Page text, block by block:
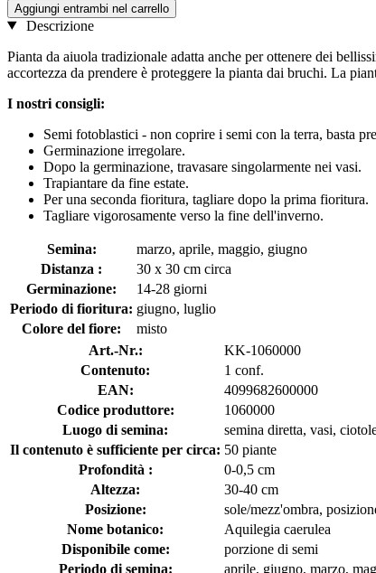
Aggiungi entrambi nel carrello
Descrizione
Pianta da aiuola tradizionale adatta anche per ottenere dei
accortezza da prendere è proteggere la pianta dai bruchi. La
I nostri consigli:
Semi fotoblastici - non coprire i semi con la terra, basta
Germinazione irregolare.
Dopo la germinazione, travasare singolarmente nei vasi.
Trapiantare da fine estate.
Per una seconda fioritura, tagliare dopo la prima fioritura.
Tagliare vigorosamente verso la fine dell'inverno.
Semina:
marzo, aprile, maggio, giugno
Distanza :
30 x 30 cm circa
Germinazione:
14-28 giorni
Periodo di fioritura: giugno, luglio
Colore del fiore:
misto
Art.-Nr.:
KK-1060000
Contenuto:
1 conf.
EAN:
4099682600000
Codice produttore:
1060000
Luogo di semina:
semina diretta, vasi,
Il contenuto è sufficiente per circa: 50 piante
Profondità :
0-0,5 cm
Altezza:
30-40 cm
Posizione:
sole/mezz'ombra,
Nome botanico:
Aquilegia caerulea
Disponibile come:
porzione di semi
Periodo di semina:
aprile, giugno, marzo,